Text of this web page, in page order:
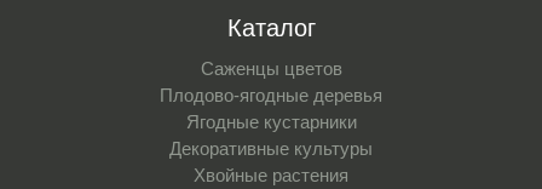
Каталог
Саженцы цветов
Плодово-ягодные деревья
Ягодные кустарники
Декоративные культуры
Хвойные растения